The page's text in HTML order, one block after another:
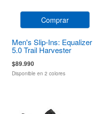
Comprar
Men's Slip-Ins: Equalizer
5.0 Trail Harvester
$89.990
Disponible en 2 colores